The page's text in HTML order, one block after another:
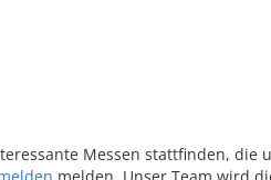
Messen stattfinden, die